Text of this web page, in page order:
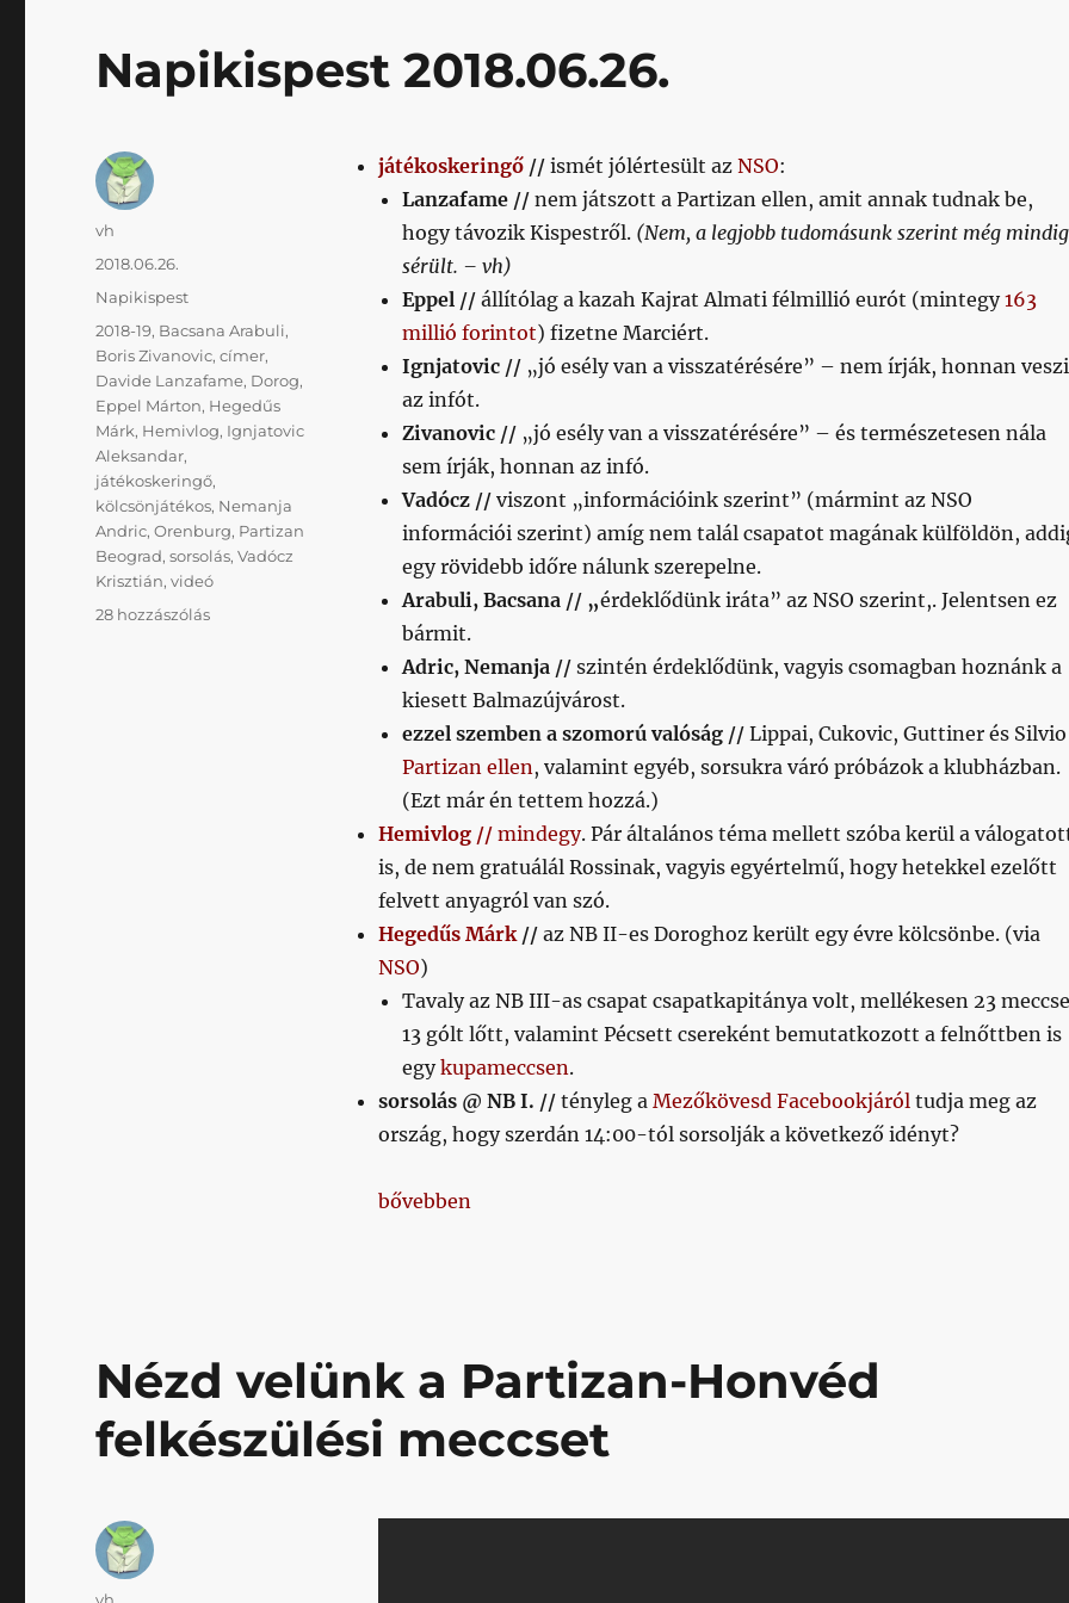
bejegyzéshez
Napikispest 2018.06.26.
játékoskeringő// ismét jólértesült az NSO:
Lanzafame // nem játszott a Partizan ellen, amit annak tudnak be,
hogy távozik Kispestről.(Nem, a legjobb tudomásunk szerint még mindig
sérült. – vh)
Eppel // állítólag a kazah Kajrat Almati félmillió eurót (mintegy163
millió forintot) fizetne Marciért.
Ignjatovic // „jó esély van a visszatérésére” – nem írják, honnan
az infót.
Zivanovic // „jó esély van a visszatérésére” – és természetesen nála
sem írják, honnan az infó.
Vadócz // viszont „információink szerint” (mármint az NSO
információi szerint) amíg nem talál csapatot magának külföldön,
egy rövidebb időre nálunk szerepelne.
Arabuli, Bacsana // „érdeklődünk iráta” az NSO szerint,. Jelentsen ez
bármit.
Adric, Nemanja // szintén érdeklődünk, vagyis csomagban hoznánk a
kiesett Balmazújvárost.
ezzel szemben a szomorú valóság // Lippai, Cukovic, Guttiner és Silvio
Partizan ellen, valamint egyéb, sorsukra váró próbázok a klubházban.
(Ezt már én tettem hozzá.)
Hemivlog // mindegy. Pár általános téma mellett szóba kerül a
is, de nem gratuálál Rossinak, vagyis egyértelmű, hogy hetekkel ezelőtt
felvett anyagról van szó.
Hegedűs Márk// az NB II-es Doroghoz került egy évre kölcsönbe. (via
NSO)
Tavaly az NB III-as csapat csapatkapitánya volt, mellékesen 23
13 gólt lőtt, valamint Pécsett csereként bemutatkozott a felnőttben is
egykupameccsen.
sorsolás @ NB I. //tényleg a Mezőkövesd Facebookjáróltudja meg az
ország, hogy szerdán 14:00-tól sorsolják a következő idényt?
„Napikispest 2018.06.26.”
bővebben
Szerző
vh
Közzétéve
2018.06.26.
Kategória
Napikispest
Címke
2018-19, Bacsana Arabuli,
Boris Zivanovic,címer,
Davide Lanzafame, Dorog,
Eppel Márton, Hegedűs
Márk, Hemivlog, Ignjatovic
Aleksandar,
játékoskeringő,
kölcsönjátékos, Nemanja
Andric,Orenburg, Partizan
Beograd,sorsolás,Vadócz
Krisztián,videó
28 hozzászólásNapikispest
Nézd velünk a Partizan-Honvéd
felkészülési meccset
Szerző